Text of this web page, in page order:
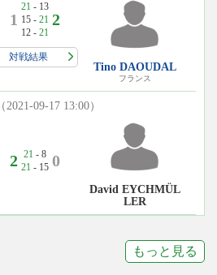
1
21 - 13
15 - 21
12 - 21
2
対戦結果
Tino DAOUDAL
フランス
（2021-09-17 13:00）
2 21 - 8
21 - 15 0
David EYCHMÜL
LER
もっと見る